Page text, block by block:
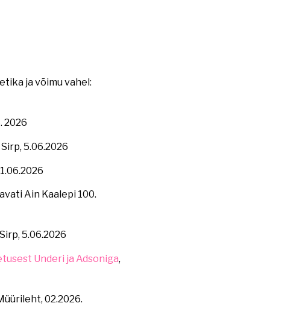
ja võimu vahel:
2026
5.06.2026
Ain Kaalepi 100.
Sirp, 5.06.2026
Underi ja Adsoniga,
02.2026.